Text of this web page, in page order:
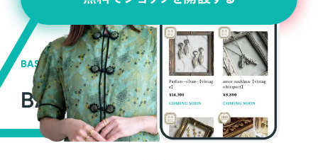
BASEの強み
BASEが強い3つの理由